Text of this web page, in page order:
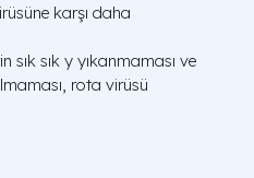
karşı daha
sık sık y yıkanmaması ve
rota virüsü